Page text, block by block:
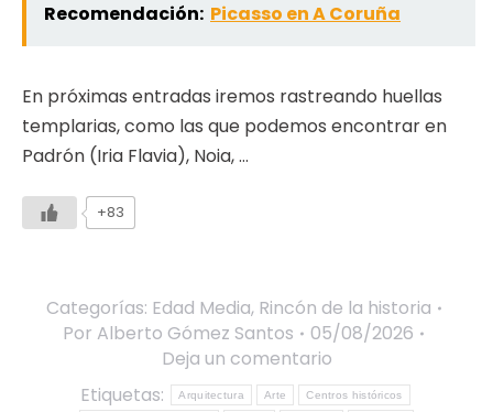
Recomendación: Picasso en A Coruña
En próximas entradas iremos rastreando huellas
templarias, como las que podemos encontrar en
Padrón (Iria Flavia), Noia, …
+83
Categorías: Edad Media, Rincón de la historia
Por Alberto Gómez Santos
05/08/2026
Deja un comentario
Etiquetas:
Arquitectura Arte Centros históricos